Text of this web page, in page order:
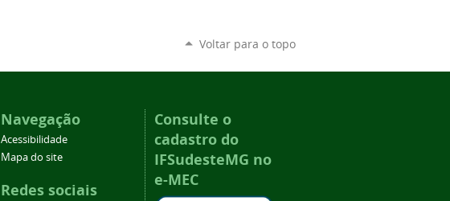
Voltar para o topo
Navegação
Acessibilidade
Mapa do site
Redes sociais
Consulte o
cadastro do
IFSudesteMG no
e-MEC